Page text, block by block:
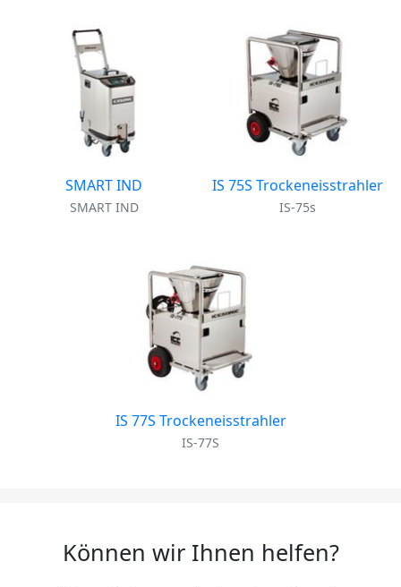
SMART IND
SMART IND
IS 75S Trockeneisstrahler
IS-75s
IS 77S Trockeneisstrahler
IS-77S
Können wir Ihnen helfen?